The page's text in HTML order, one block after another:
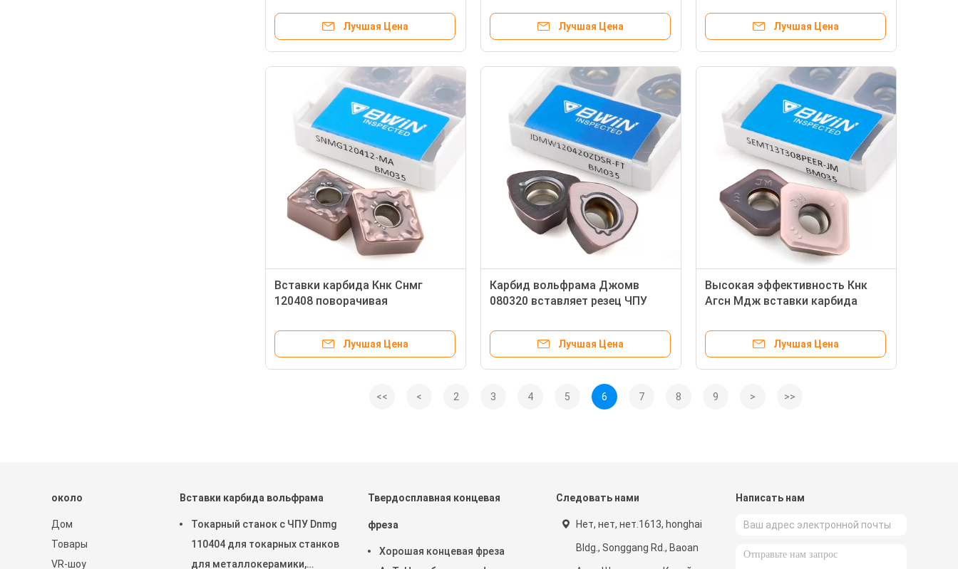
Лучшая Цена Лучшая Цена
для поворачивая инструмента
Лучшая Цена
Вставки карбида Кнк Снмг
120408 поворачивая
различный металл
Лучшая Цена
Карбид вольфрама Джомв
080320 вставляет резец ЧПУ
Лучшая Цена
Высокая эффективность Кнк
Агсн Мдж вставки карбида
Лучшая Цена
<< < 2 3 4 5 6 7 8 9 > >>
около
Дом
Товары
VR-шоу
Вставки карбида вольфрама
Токарный станок с ЧПУ Dnmg
110404 для токарных станков
для металлокерамики,
Твердосплавная концевая
фреза
Хорошая концевая фреза
Следовать нами
Нет, нет, нет.1613, honghai
Bldg., Songgang Rd., Baoan
Написать нам